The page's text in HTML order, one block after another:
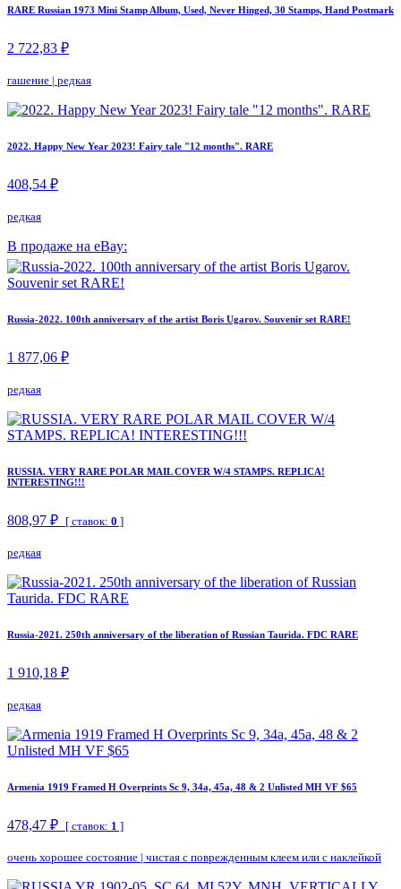
RARE Russian 1973 Mini Stamp Album, Used, Never Hinged, 30 Stamps, Hand Postmark
2 722,83 ₽
гашение | редкая
2022. Happy New Year 2023! Fairy tale "12 months". RARE
408,54 ₽
редкая
В продаже на eBay:
Russia-2022. 100th anniversary of the artist Boris Ugarov. Souvenir set RARE!
1 877,06 ₽
редкая
RUSSIA. VERY RARE POLAR MAIL COVER W/4 STAMPS. REPLICA!
INTERESTING!!!
808,97 ₽ [ ставок: 0 ]
редкая
Russia-2021. 250th anniversary of the liberation of Russian Taurida. FDC RARE
1 910,18 ₽
редкая
Armenia 1919 Framed H Overprints Sc 9, 34a, 45a, 48 & 2 Unlisted MH VF $65
478,47 ₽ [ ставок: 1 ]
очень хорошее состояние | чистая с поврежденным клеем или с наклейкой